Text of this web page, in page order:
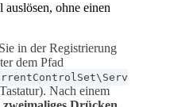
ohne einen
in der Registrierung
dem Pfad
Nach einem